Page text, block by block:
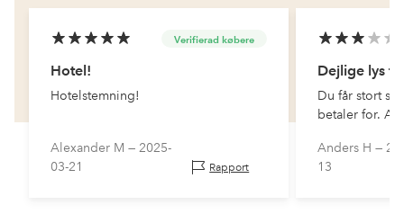
Verifierad købere
Hotel!
Hotelstemning!
Alexander M — 2025-
03-21
Rapport
Dejlige lys
Du får stort
betaler for.
ikke får højere
prisen
Anders H —
13